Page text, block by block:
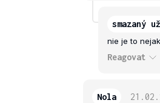
smazaný
nie je to
Reagovat
Nola